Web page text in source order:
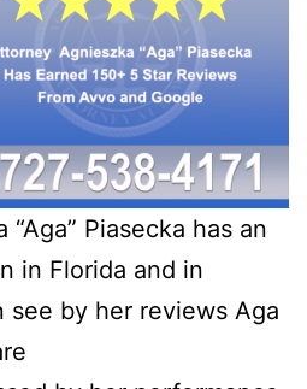
Piasecka has an
in Florida and in
see by her reviews Aga